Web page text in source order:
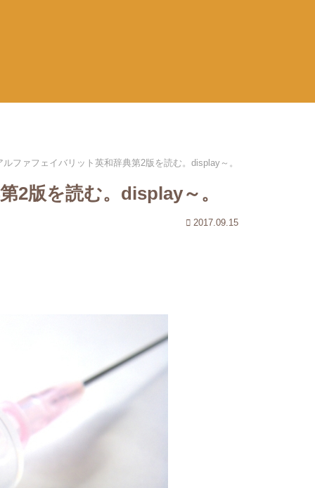
ルファフェイバリット英和辞典第2版を読む。display～。
2版を読む。display～。
2017.09.15